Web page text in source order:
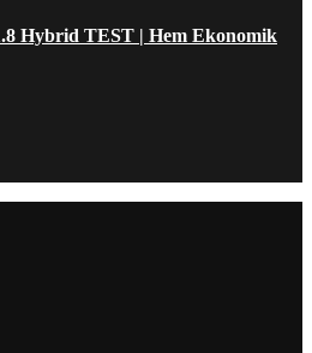
Hybrid TEST | Hem Ekonomik